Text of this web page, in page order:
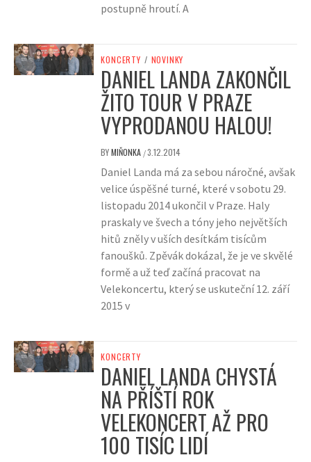
postupně hroutí. A
KONCERTY / NOVINKY
DANIEL LANDA ZAKONČIL
ŽITO TOUR V PRAZE
VYPRODANOU HALOU!
BYMIŇONKA /3.12.2014
Daniel Landa má za sebou náročné, avšak
velice úspěšné turné, které v sobotu 29.
listopadu 2014 ukončil v Praze. Haly
praskaly ve švech a tóny jeho největších
hitů zněly v uších desítkám tisícům
fanoušků. Zpěvák dokázal, že je ve skvělé
formě a už teď začíná pracovat na
Velekoncertu, který se uskuteční 12. září
2015 v
KONCERTY
DANIEL LANDA CHYSTÁ
NA PŘÍŠTÍ ROK
VELEKONCERT AŽ PRO
100 TISÍC LIDÍ